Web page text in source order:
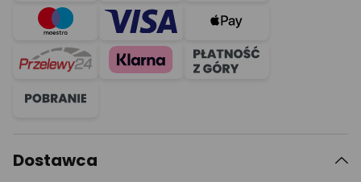
Dostawca